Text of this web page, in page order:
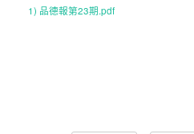
1) 品德報第23期.pdf